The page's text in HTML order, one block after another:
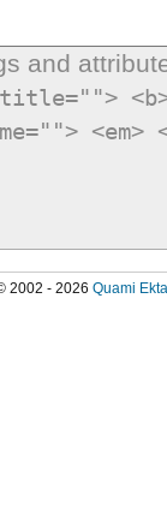
and
2002 - 2026 Quami